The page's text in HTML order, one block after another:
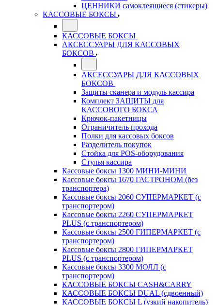
ЦЕННИКИ самоклеящиеся (стикеры)
КАССОВЫЕ БОКСЫ
КАССОВЫЕ БОКСЫ
АКСЕССУАРЫ ДЛЯ КАССОВЫХ
БОКСОВ
АКСЕССУАРЫ ДЛЯ КАССОВЫХ
БОКСОВ
Защиты сканера и модуль кассира
Комплект ЗАЩИТЫ для
КАССОВОГО БОКСА
Крючок-пакетницы
Ограничитель прохода
Полки для кассовых боксов
Разделитель покупок
Стойка для POS-оборудования
Стулья кассира
Кассовые боксы 1300 МИНИ-МИНИ
Кассовые боксы 1670 ГАСТРОНОМ (без
транспортера)
Кассовые боксы 2060 СУПЕРМАРКЕТ (с
транспортером)
Кассовые боксы 2260 СУПЕРМАРКЕТ
PLUS (с транспортером)
Кассовые боксы 2500 ГИПЕРМАРКЕТ (с
транспортером)
Кассовые боксы 2800 ГИПЕРМАРКЕТ
PLUS (с транспортером)
Кассовые боксы 3300 МОЛЛ (с
транспортером)
КАССОВЫЕ БОКСЫ CASH&CARRY
КАССОВЫЕ БОКСЫ DUAL (сдвоенный)
КАССОВЫЕ БОКСЫ L (узкий накопитель)